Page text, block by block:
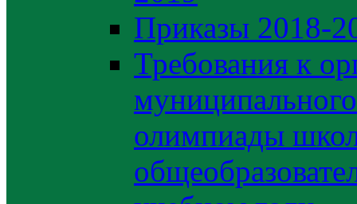
Приказы 2018-
Требования к
олимпиады